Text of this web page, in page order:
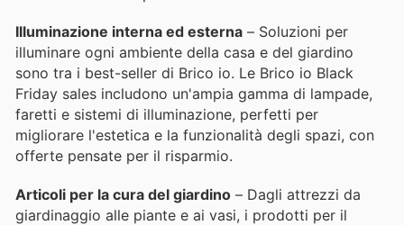
Illuminazione interna ed esterna – Soluzioni per
illuminare ogni ambiente della casa e del giardino
sono tra i best-seller di Brico io. Le Brico io Black
Friday sales includono un'ampia gamma di lampade,
faretti e sistemi di illuminazione, perfetti per
migliorare l'estetica e la funzionalità degli spazi, con
offerte pensate per il risparmio.
Articoli per la cura del giardino – Dagli attrezzi da
giardinaggio alle piante e ai vasi, i prodotti per il